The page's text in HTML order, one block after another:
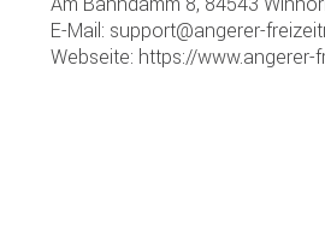
E-Mail: support@angerer-
Webseite: https://www.angerer-